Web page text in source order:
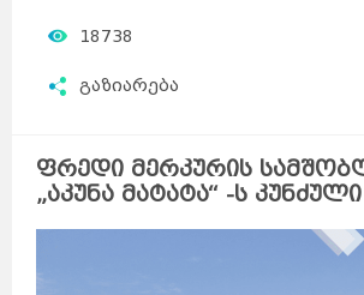
18738
გაზიარება
ფრედი მერკურის
„აკუნა მატატა“ -ს კუნძული